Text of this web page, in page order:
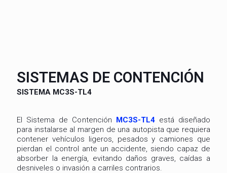
SISTEMAS DE CONTENCIÓN
SISTEMA MC3S-TL4
El Sistema de Contención MC3S-TL4está diseñado
para instalarse al margen de una autopista que requiera
contener vehículos ligeros, pesados y camiones que
pierdan el control ante un accidente, siendo capaz de
absorber la energía, evitando daños graves, caídas a
desniveles o invasión a carriles contrarios.